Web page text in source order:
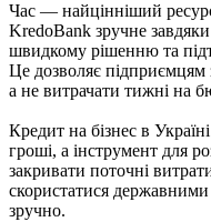
Час — найцінніший
KredoBank зручне
швидкому рішенню та
Це дозволяє підприємцям
а не витрачати тижні на
Кредит на бізнес в
гроші, а інструмент для
закривати поточні
скористатися
зручно.